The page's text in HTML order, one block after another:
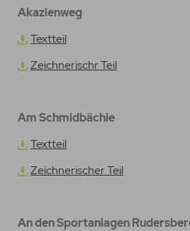
Akazienweg
Textteil
Zeichnerischr Teil
Am Schmidbächle
Textteil
Zeichnerischer Teil
An den Sportanlagen